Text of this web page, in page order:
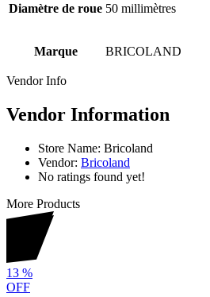
Diamètre de roue 50 millimètres
Marque BRICOLAND
Vendor Info
Vendor Information
Store Name: Bricoland
Vendor: Bricoland
No ratings found yet!
More Products
13 %
OFF